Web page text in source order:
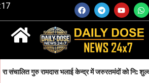
भलाई केन्द्र में जरुरतमंदों को नि: शुल्क स्वास्थ्य सेवा